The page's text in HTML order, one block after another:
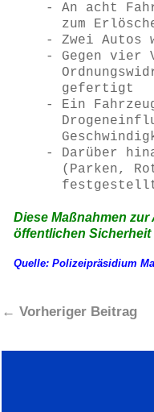
- An acht
zum
- Zwei Autos
- Gegen vier
     gefertigt
- Ein
- Darüber
(Parken,
Diese Maßnahmen
öffentlichen Sicherheit
Quelle: Polizeipräsidium
← Vorheriger Beitrag